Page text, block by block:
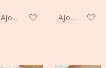
Ajouter au panierAjouter au